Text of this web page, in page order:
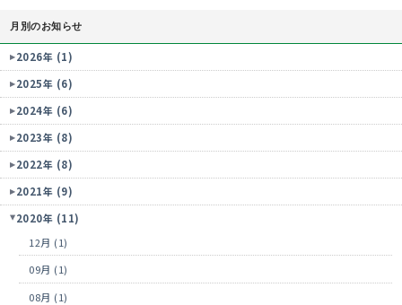
月別のお知らせ
2026年 (1)
2025年 (6)
2024年 (6)
2023年 (8)
2022年 (8)
2021年 (9)
2020年 (11)
12月 (1)
09月 (1)
08月 (1)